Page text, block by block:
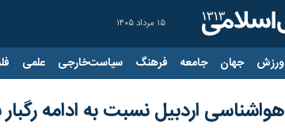
۱۵ مرداد ۱۴۰۵
ورزش جهان جامعه فرهنگ سیاست‌خارجی علمی
هواشناسی اردبیل نسبت به ادامه